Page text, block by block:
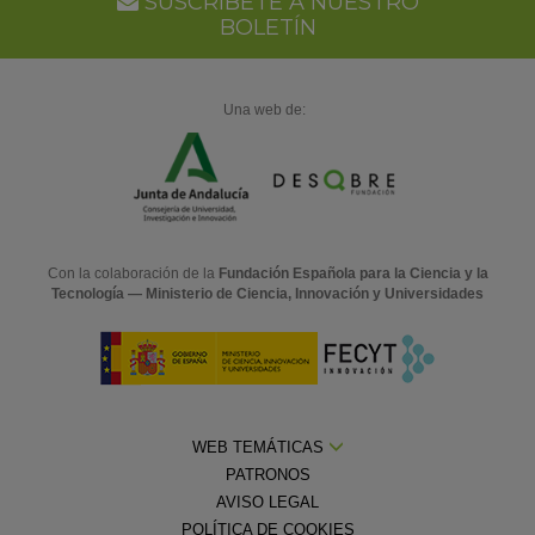
BOLETÍN
Una web de:
Con la colaboración de la Fundación Española para la Ciencia y la
Tecnología — Ministerio de Ciencia, Innovación y Universidades
WEB TEMÁTICAS
PATRONOS
AVISO LEGAL
POLÍTICA DE COOKIES